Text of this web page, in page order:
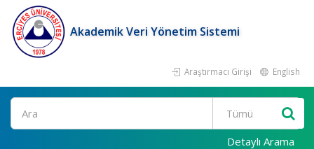
Akademik Veri Yönetim Sistemi
Araştırmacı Girişi English
Ara
Detaylı Arama